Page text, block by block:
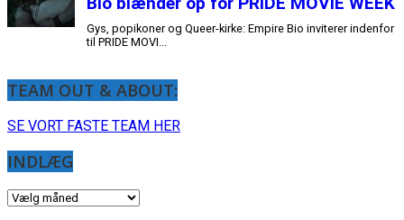
TEAM OUT & ABOUT:
SE VORT FASTE TEAM HER
INDLÆG
INDLÆG